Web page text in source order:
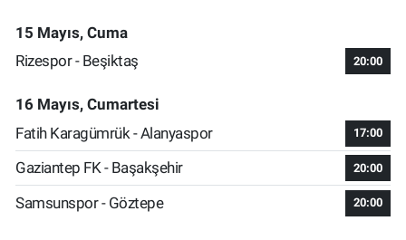
15 Mayıs, Cuma
Rizespor - Beşiktaş
20:00
16 Mayıs, Cumartesi
Fatih Karagümrük - Alanyaspor
17:00
Gaziantep FK - Başakşehir 20:00
Samsunspor - Göztepe 20:00